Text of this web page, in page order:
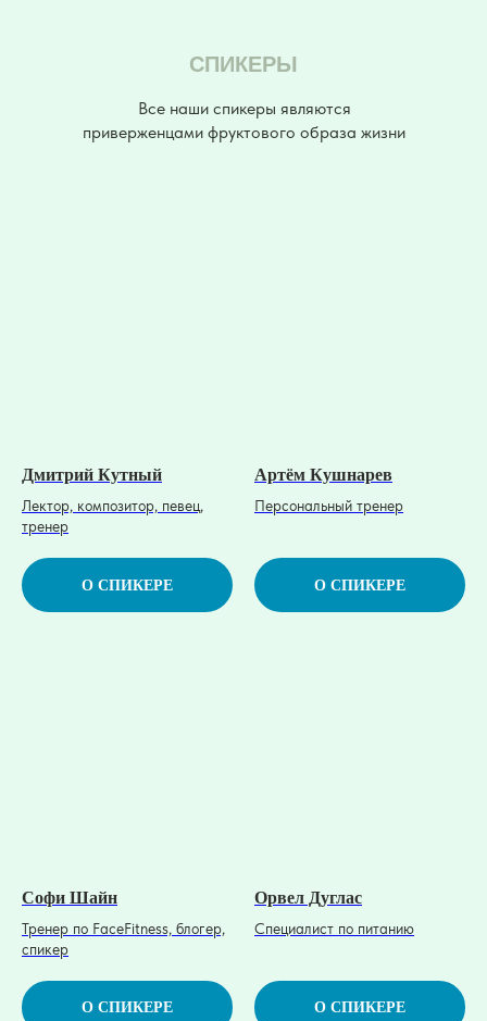
СПИКЕРЫ
Все наши спикеры являются
приверженцами фруктового образа жизни
Дмитрий Кутный
Лектор, композитор, певец,
тренер
О СПИКЕРЕ
Артём Кушнарев
Персональный тренер
О СПИКЕРЕ
Софи Шайн
Тренер по FaceFitness, блогер,
спикер
О СПИКЕРЕ
Орвел Дуглас
Специалист по питанию
О СПИКЕРЕ